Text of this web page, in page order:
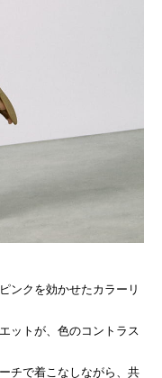
ンクを効かせたカラーリ
ットが、色のコントラス
チで着こなしながら、共